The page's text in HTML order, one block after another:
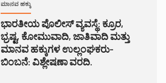
ಮಾನವ ಹಕ್ಕು
ಭಾರತೀಯ ಪೊಲೀಸ್ ವ್ಯವಸ್ಥೆ: ಕ್ರೂರ,
ಭ್ರಷ್ಟ, ಕೋಮುವಾದಿ, ಜಾತಿವಾದಿ ಮತ್ತು
ಮಾನವ ಹಕ್ಕುಗಳ ಉಲ್ಲಂಘಕರು-
ಬಿಂಬನೆ: ವಿಶ್ಲೇಷಣಾ ವರದಿ.